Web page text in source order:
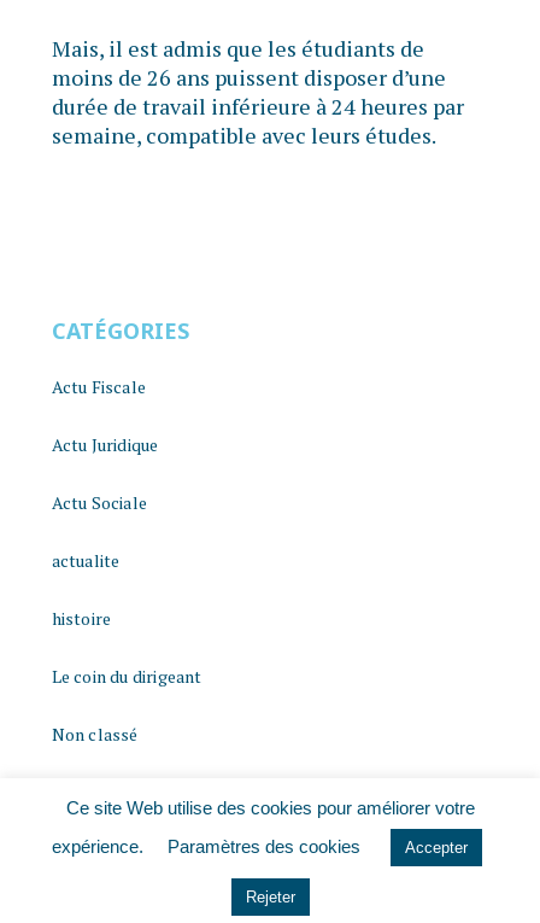
Mais, il est admis que les étudiants de
moins de 26 ans puissent disposer d’une
durée de travail inférieure à 24 heures par
semaine, compatible avec leurs études.
CATÉGORIES
Actu Fiscale
Actu Juridique
Actu Sociale
actualite
histoire
Le coin du dirigeant
Non classé
Ce site Web utilise des cookies pour améliorer votre
expérience.
Paramètres des cookies Accepter
Rejeter